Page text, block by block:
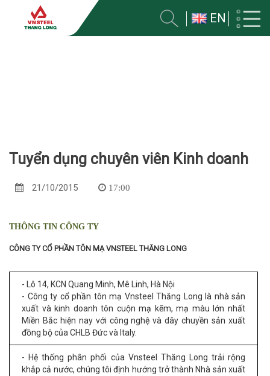
EN
Tuyển dụng chuyên viên Kinh doanh
21/10/2015 17:00
THÔNG TIN CÔNG TY
CÔNG TY CỔ PHẦN TÔN MẠ VNSTEEL THĂNG LONG
- Lô 14, KCN Quang Minh, Mê Linh, Hà Nội
- Công ty cổ phần tôn mạ Vnsteel Thăng Long là nhà sản
xuất và kinh doanh tôn cuộn mạ kẽm, mạ màu lớn nhất
Miền Bắc hiện nay với công nghệ và dây chuyền sản xuất
đồng bộ của CHLB Đức và Italy.
- Hệ thống phân phối của Vnsteel Thăng Long trải rộng
khắp cả nước, chúng tôi định hướng trở thành Nhà sản xuất